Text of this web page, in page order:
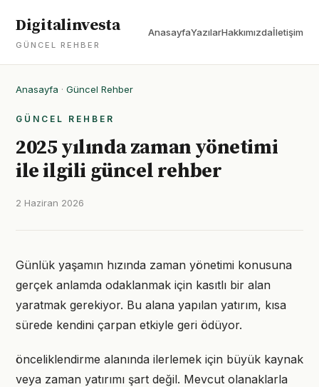
Digitalinvesta
GÜNCEL REHBER
AnasayfaYazılarHakkımızdaİletişim
Anasayfa · Güncel Rehber
GÜNCEL REHBER
2025 yılında zaman yönetimi
ile ilgili güncel rehber
2 Haziran 2026
Günlük yaşamın hızında zaman yönetimi konusuna
gerçek anlamda odaklanmak için kasıtlı bir alan
yaratmak gerekiyor. Bu alana yapılan yatırım, kısa
sürede kendini çarpan etkiyle geri ödüyor.
önceliklendirme alanında ilerlemek için büyük kaynak
veya zaman yatırımı şart değil. Mevcut olanaklarla